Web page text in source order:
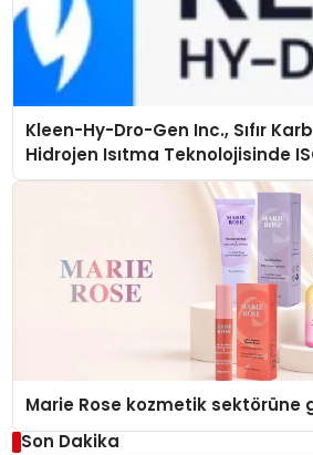
Kleen-Hy-Dro-Gen Inc., Sıfır
Hidrojen Isıtma Teknolojisinde
Düzenleyici Onaylarını Aldı
Marie Rose kozmetik sektörüne
Son Dakika